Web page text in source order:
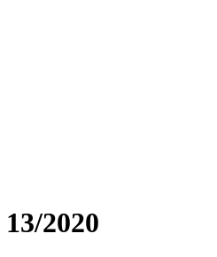
2020